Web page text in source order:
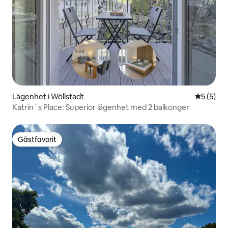
Lägenhet i Wöllstadt 5 av 5 i
5 (5)
Katrin´s Place: Superior lägenhet med 2 balkonger
Gästfavorit
Gästfavorit